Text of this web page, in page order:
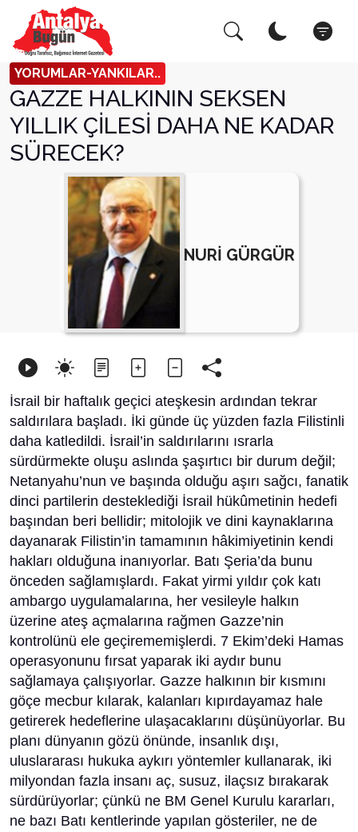
YORUMLAR-YANKILAR..
GAZZE HALKININ SEKSEN
YILLIK ÇİLESİ DAHA NE KADAR
SÜRECEK?
NURİ GÜRGÜR
İsrail bir haftalık geçici ateşkesin ardından tekrar
saldırılara başladı. İki günde üç yüzden fazla Filistinli
daha katledildi. İsrail’in saldırılarını ısrarla
sürdürmekte oluşu aslında şaşırtıcı bir durum değil;
Netanyahu’nun ve başında olduğu aşırı sağcı, fanatik
dinci partilerin desteklediği İsrail hükûmetinin hedefi
başından beri bellidir; mitolojik ve dini kaynaklarına
dayanarak Filistin’in tamamının hâkimiyetinin kendi
hakları olduğuna inanıyorlar. Batı Şeria’da bunu
önceden sağlamışlardı. Fakat yirmi yıldır çok katı
ambargo uygulamalarına, her vesileyle halkın
üzerine ateş açmalarına rağmen Gazze’nin
kontrolünü ele geçirememişlerdi. 7 Ekim’deki Hamas
operasyonunu fırsat yaparak iki aydır bunu
sağlamaya çalışıyorlar. Gazze halkının bir kısmını
göçe mecbur kılarak, kalanları kıpırdayamaz hale
getirerek hedeflerine ulaşacaklarını düşünüyorlar. Bu
planı dünyanın gözü önünde, insanlık dışı,
uluslararası hukuka aykırı yöntemler kullanarak, iki
milyondan fazla insanı aç, susuz, ilaçsız bırakarak
sürdürüyorlar; çünkü ne BM Genel Kurulu kararları,
ne bazı Batı kentlerinde yapılan gösteriler, ne de
Arama Yap! Kapat